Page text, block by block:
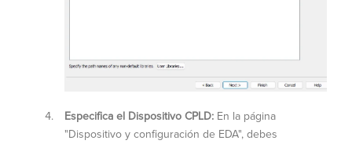
Especifica el Dispositivo CPLD: En la página
"Dispositivo y configuración de EDA", debes